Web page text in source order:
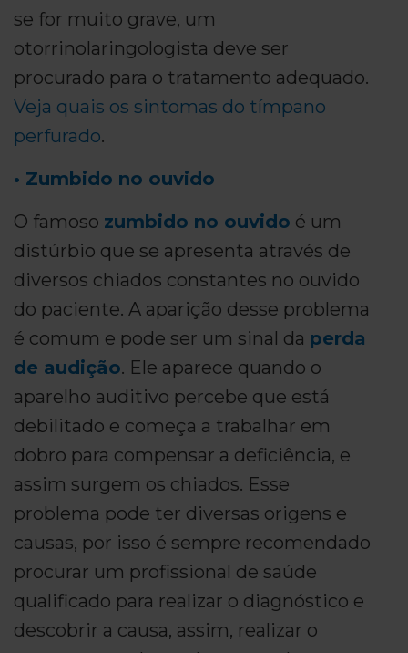
se for muito grave, um
otorrinolaringologista deve ser
procurado para o tratamento adequado.
Veja quais os sintomas do tímpano
perfurado.
• Zumbido no ouvido
O famoso zumbido no ouvido é um
distúrbio que se apresenta através de
diversos chiados constantes no ouvido
do paciente. A aparição desse problema
é comum e pode ser um sinal da perda
de audição. Ele aparece quando o
aparelho auditivo percebe que está
debilitado e começa a trabalhar em
dobro para compensar a deficiência, e
assim surgem os chiados. Esse
problema pode ter diversas origens e
causas, por isso é sempre recomendado
procurar um profissional de saúde
qualificado para realizar o diagnóstico e
descobrir a causa, assim, realizar o